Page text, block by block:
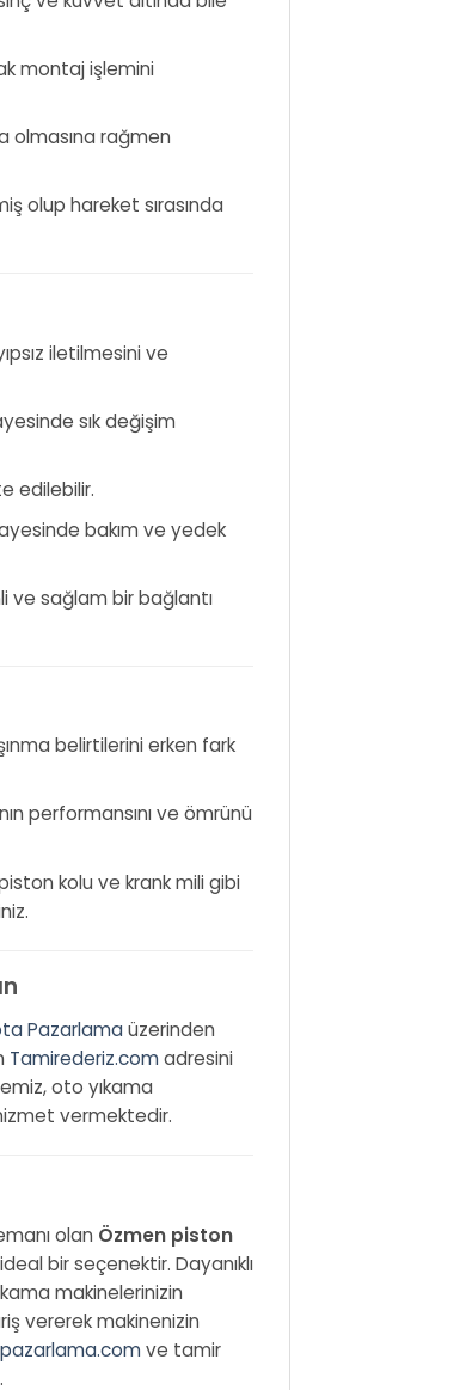
montaj işlemini
olmasına rağmen
olup hareket sırasında
iletilmesini ve
sık değişim
edilebilir.
bakım ve yedek
ve sağlam bir bağlantı
belirtilerini erken fark
performansını ve ömrünü
kolu ve krank mili gibi
Pazarlama üzerinden
Tamirederiz.com adresini
oto yıkama
vermektedir.
olan Özmen piston
bir seçenektir. Dayanıklı
makinelerinizin
vererek makinenizin
ve tamir